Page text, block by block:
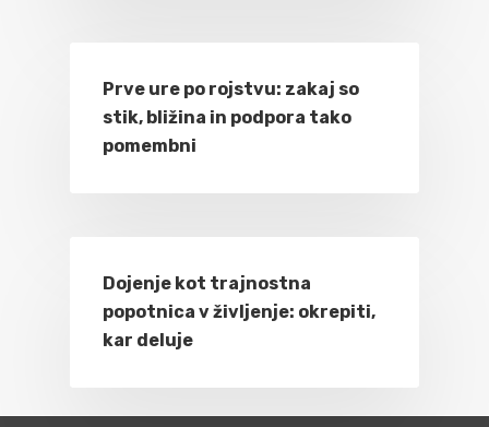
Prve ure po rojstvu: zakaj so
stik, bližina in podpora tako
pomembni
Dojenje kot trajnostna
popotnica v življenje: okrepiti,
kar deluje